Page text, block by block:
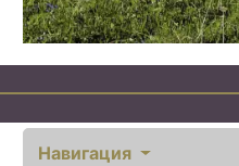
Навигация